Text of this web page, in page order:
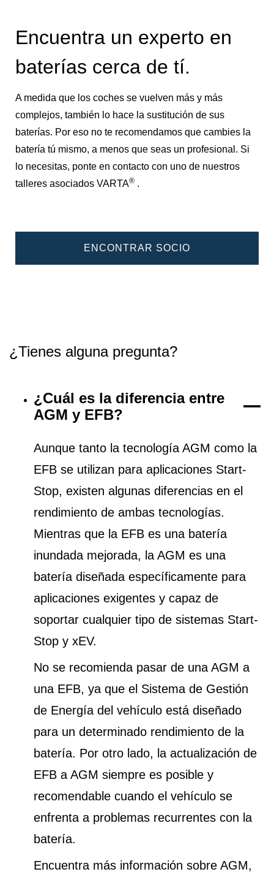
Encuentra un experto en
baterías cerca de tí.
A medida que los coches se vuelven más y más
complejos, también lo hace la sustitución de sus
baterías. Por eso no te recomendamos que cambies la
batería tú mismo, a menos que seas un profesional. Si
lo necesitas, ponte en contacto con uno de nuestros
talleres asociados VARTA® .
ENCONTRAR SOCIO
¿Tienes alguna pregunta?
¿Cuál es la diferencia entre
AGM y EFB?
Aunque tanto la tecnología AGM como la
EFB se utilizan para aplicaciones Start-
Stop, existen algunas diferencias en el
rendimiento de ambas tecnologías.
Mientras que la EFB es una batería
inundada mejorada, la AGM es una
batería diseñada específicamente para
aplicaciones exigentes y capaz de
soportar cualquier tipo de sistemas Start-
Stop y xEV.
No se recomienda pasar de una AGM a
una EFB, ya que el Sistema de Gestión
de Energía del vehículo está diseñado
para un determinado rendimiento de la
batería. Por otro lado, la actualización de
EFB a AGM siempre es posible y
recomendable cuando el vehículo se
enfrenta a problemas recurrentes con la
batería.
Encuentra más información sobre AGM,